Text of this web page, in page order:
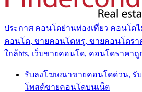
ประกาศ คอนโดย่านท่องเที่ยว คอนโด
คอนโด, ขายคอนโดหรู, ขายคอนโดร
ใกล้bts, เว็บขายคอนโด, คอนโดราคา
รับลงโฆษณาขายคอนโดด่วน, รับ
โพสต์ขายคอนโดบนเน็ต